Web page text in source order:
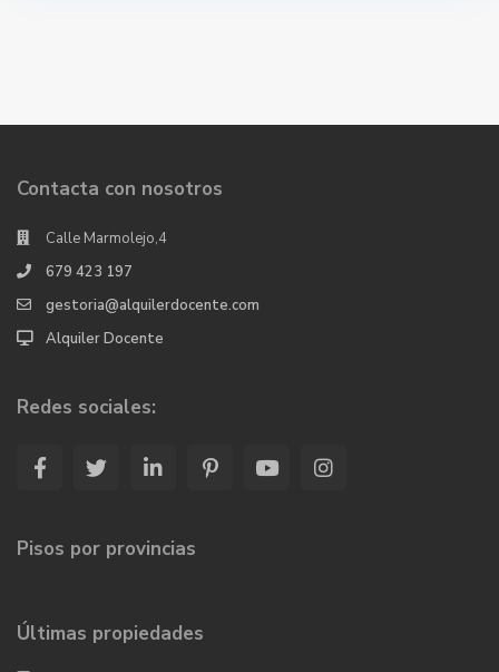
Contacta con nosotros
Calle Marmolejo,4
679 423 197
gestoria@alquilerdocente.com
Alquiler Docente
Redes sociales:
Pisos por provincias
Últimas propiedades